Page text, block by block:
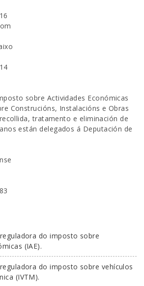
sobre Actividades Económicas
Construcións, Instalacións e Obras
tratamento e eliminación de
están delegados á Deputación de
do imposto sobre
(IAE).
do imposto sobre vehículos
(IVTM).